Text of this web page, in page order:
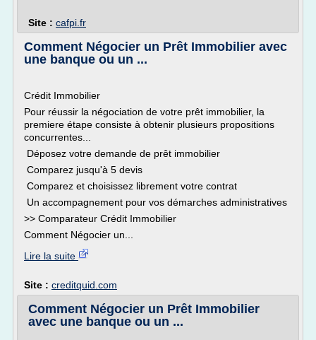
Site : cafpi.fr
Comment Négocier un Prêt Immobilier avec
une banque ou un ...
Crédit Immobilier
Pour réussir la négociation de votre prêt immobilier, la
premiere étape consiste à obtenir plusieurs propositions
concurrentes...
Déposez votre demande de prêt immobilier
Comparez jusqu'à 5 devis
Comparez et choisissez librement votre contrat
Un accompagnement pour vos démarches administratives
>> Comparateur Crédit Immobilier
Comment Négocier un...
Lire la suite
Site : creditquid.com
Comment Négocier un Prêt Immobilier
avec une banque ou un ...